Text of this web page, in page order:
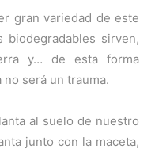
gran variedad de este
biodegradables sirven,
y… de esta forma
será un trauma.
al suelo de nuestro
junto con la maceta,